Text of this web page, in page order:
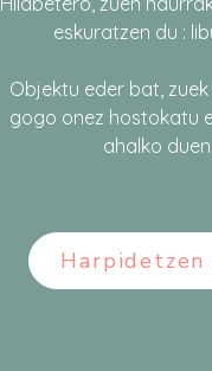
eskuratzen du :
Objektu eder bat,
gogo onez hostokatu
ahalko
Harpidetzen